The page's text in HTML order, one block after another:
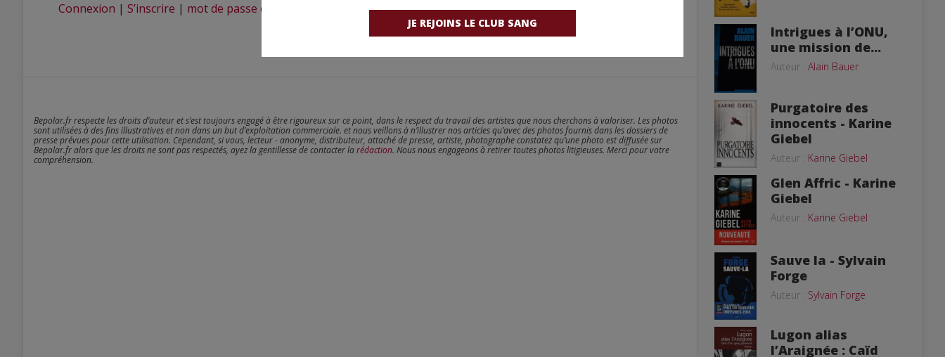
JE REJOINS LE CLUB SANG
Connexion | S’inscrire | mot de passe oublié ?
Bepolar.fr respecte les droits d’auteur et s’est toujours engagé à être rigoureux sur ce point, dans le respect du travail des artistes que nous cherchons à valoriser. Les photos
sont utilisées à des fins illustratives et non dans un but d’exploitation commerciale. et nous veillons à n’illustrer nos articles qu’avec des photos fournis dans les dossiers de
presse prévues pour cette utilisation. Cependant, si vous, lecteur - anonyme, distributeur, attaché de presse, artiste, photographe constatez qu’une photo est diffusée sur
Bepolar.fr alors que les droits ne sont pas respectés, ayez la gentillesse de contacter larédaction. Nous nous engageons à retirer toutes photos litigieuses. Merci pour votre
compréhension.
Intrigues à l’ONU,
une mission de...
Auteur : Alain Bauer
Purgatoire des
innocents - Karine
Giebel
Auteur : Karine Giebel
Glen Affric - Karine
Giebel
Auteur : Karine Giebel
Sauve la - Sylvain
Forge
Auteur : Sylvain Forge
Lugon alias
l’Araignée : Caïd